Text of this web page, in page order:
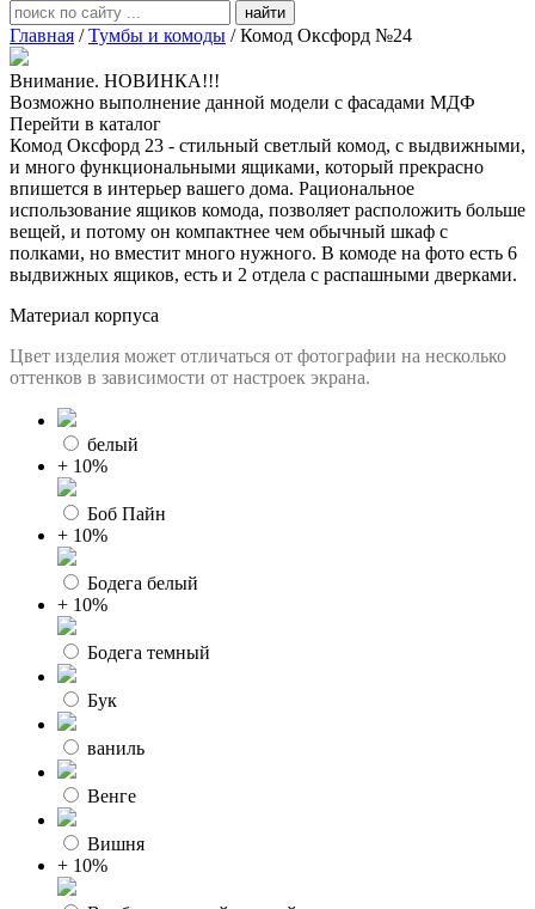
найти
Главная /Тумбы и комоды /Комод Оксфорд №24
Внимание. НОВИНКА!!!
Возможно выполнение данной модели с фасадами МДФ
Перейти в каталог
Комод Оксфорд 23 - стильный светлый комод, с выдвижными,
и много функциональными ящиками, который прекрасно
впишется в интерьер вашего дома. Рациональное
использование ящиков комода, позволяет расположить больше
вещей, и потому он компактнее чем обычный шкаф с
полками, но вместит много нужного. В комоде на фото есть 6
выдвижных ящиков, есть и 2 отдела с распашными дверками.
Материал корпуса
Цвет изделия может отличаться от фотографии на несколько
оттенков в зависимости от настроек экрана.
белый
+ 10%
Боб Пайн
+ 10%
Бодега белый
+ 10%
Бодега темный
Бук
ваниль
Венге
Вишня
+ 10%